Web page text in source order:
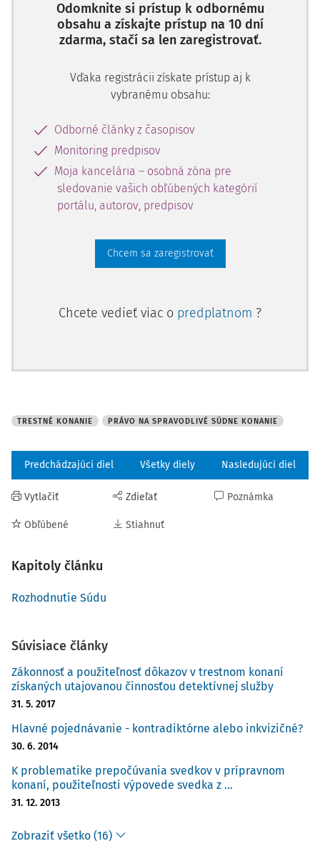
Odomknite si prístup k odbornému
obsahu a získajte prístup na 10 dní
zdarma, stačí sa len zaregistrovať.
Vďaka registrácii získate prístup aj k
vybranému obsahu:
Odborné články z časopisov
Monitoring predpisov
Moja kancelária – osobná zóna pre
sledovanie vašich obľúbených kategórií
portálu, autorov, predpisov
Chcem sa zaregistrovať
Chcete vedieť viac o predplatnom ?
TRESTNÉ KONANIE PRÁVO NA SPRAVODLIVÉ SÚDNE KONANIE
Predchádzajúci diel Všetky diely Nasledujúci diel
Vytlačiť
Obľúbené
Zdieľať
Stiahnuť
Poznámka
Kapitoly článku
Rozhodnutie Súdu
Súvisiace články
Zákonnosť a použiteľnosť dôkazov v trestnom konaní
získaných utajovanou činnosťou detektívnej služby
31. 5. 2017
Hlavné pojednávanie - kontradiktórne alebo inkvizičné?
30. 6. 2014
K problematike prepočúvania svedkov v prípravnom
konaní, použiteľnosti výpovede svedka z ...
31. 12. 2013
Zobraziť všetko (16)